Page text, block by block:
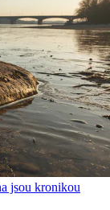
jsou kronikou